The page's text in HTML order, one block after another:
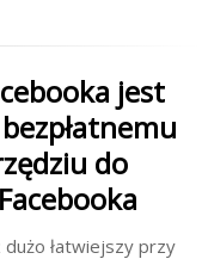
jest
do
łatwiejszy przy